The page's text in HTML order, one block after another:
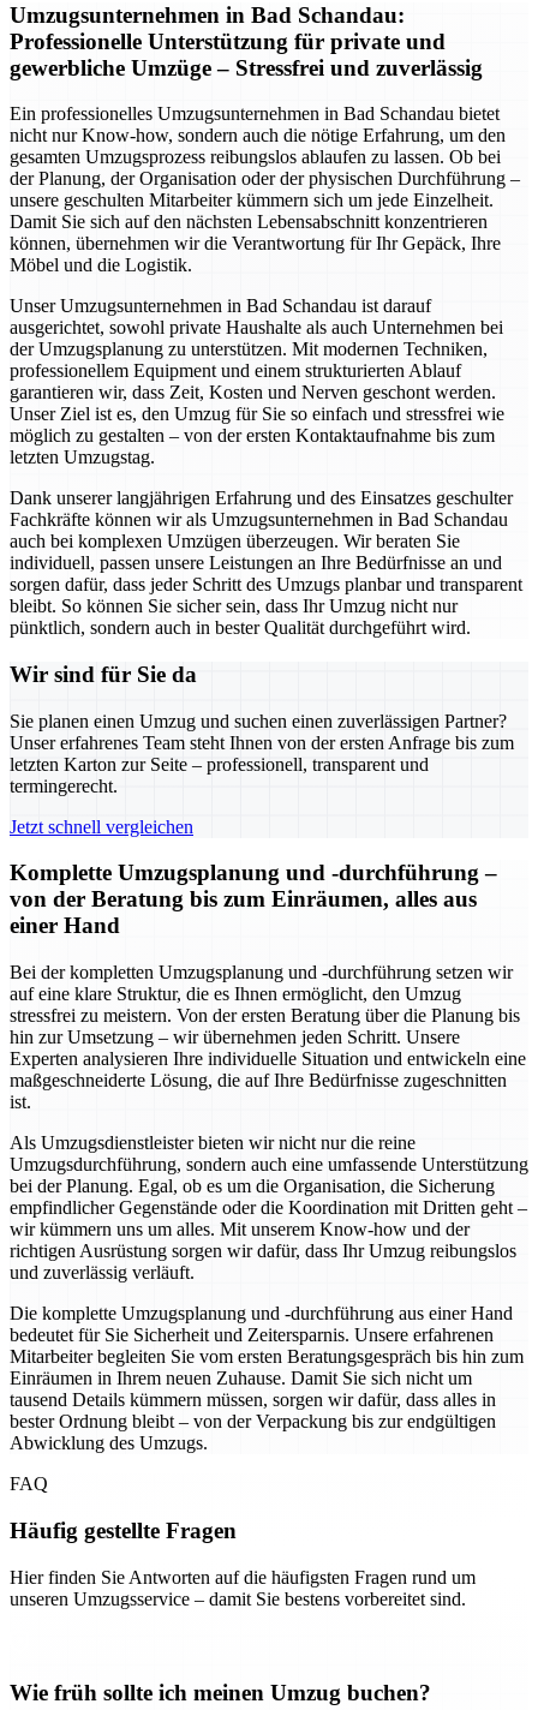
Umzugsunternehmen in Bad Schandau:
Professionelle Unterstützung für private und
gewerbliche Umzüge – Stressfrei und zuverlässig
Ein professionelles Umzugsunternehmen in Bad Schandau bietet
nicht nur Know-how, sondern auch die nötige Erfahrung, um den
gesamten Umzugsprozess reibungslos ablaufen zu lassen. Ob bei
der Planung, der Organisation oder der physischen Durchführung –
unsere geschulten Mitarbeiter kümmern sich um jede Einzelheit.
Damit Sie sich auf den nächsten Lebensabschnitt konzentrieren
können, übernehmen wir die Verantwortung für Ihr Gepäck, Ihre
Möbel und die Logistik.
Unser Umzugsunternehmen in Bad Schandau ist darauf
ausgerichtet, sowohl private Haushalte als auch Unternehmen bei
der Umzugsplanung zu unterstützen. Mit modernen Techniken,
professionellem Equipment und einem strukturierten Ablauf
garantieren wir, dass Zeit, Kosten und Nerven geschont werden.
Unser Ziel ist es, den Umzug für Sie so einfach und stressfrei wie
möglich zu gestalten – von der ersten Kontaktaufnahme bis zum
letzten Umzugstag.
Dank unserer langjährigen Erfahrung und des Einsatzes geschulter
Fachkräfte können wir als Umzugsunternehmen in Bad Schandau
auch bei komplexen Umzügen überzeugen. Wir beraten Sie
individuell, passen unsere Leistungen an Ihre Bedürfnisse an und
sorgen dafür, dass jeder Schritt des Umzugs planbar und transparent
bleibt. So können Sie sicher sein, dass Ihr Umzug nicht nur
pünktlich, sondern auch in bester Qualität durchgeführt wird.
Wir sind für Sie da
Sie planen einen Umzug und suchen einen zuverlässigen Partner?
Unser erfahrenes Team steht Ihnen von der ersten Anfrage bis zum
letzten Karton zur Seite – professionell, transparent und
termingerecht.
Jetzt schnell vergleichen
Komplette Umzugsplanung und -durchführung –
von der Beratung bis zum Einräumen, alles aus
einer Hand
Bei der kompletten Umzugsplanung und -durchführung setzen wir
auf eine klare Struktur, die es Ihnen ermöglicht, den Umzug
stressfrei zu meistern. Von der ersten Beratung über die Planung bis
hin zur Umsetzung – wir übernehmen jeden Schritt. Unsere
Experten analysieren Ihre individuelle Situation und entwickeln eine
maßgeschneiderte Lösung, die auf Ihre Bedürfnisse zugeschnitten
ist.
Als Umzugsdienstleister bieten wir nicht nur die reine
Umzugsdurchführung, sondern auch eine umfassende Unterstützung
bei der Planung. Egal, ob es um die Organisation, die Sicherung
empfindlicher Gegenstände oder die Koordination mit Dritten geht –
wir kümmern uns um alles. Mit unserem Know-how und der
richtigen Ausrüstung sorgen wir dafür, dass Ihr Umzug reibungslos
und zuverlässig verläuft.
Die komplette Umzugsplanung und -durchführung aus einer Hand
bedeutet für Sie Sicherheit und Zeitersparnis. Unsere erfahrenen
Mitarbeiter begleiten Sie vom ersten Beratungsgespräch bis hin zum
Einräumen in Ihrem neuen Zuhause. Damit Sie sich nicht um
tausend Details kümmern müssen, sorgen wir dafür, dass alles in
bester Ordnung bleibt – von der Verpackung bis zur endgültigen
Abwicklung des Umzugs.
FAQ
Häufig gestellte Fragen
Hier finden Sie Antworten auf die häufigsten Fragen rund um
unseren Umzugsservice – damit Sie bestens vorbereitet sind.
Wie früh sollte ich meinen Umzug buchen?